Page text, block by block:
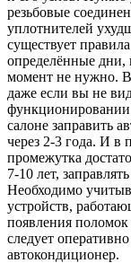
резьбовые
уплотнителей
существует
определённые дни,
момент не нужно. В
даже если вы не
салоне заправить
через 2-3 года. И в
промежутка
7-10 лет,
Необходимо
устройств,
появления
следует
автокондиционер.